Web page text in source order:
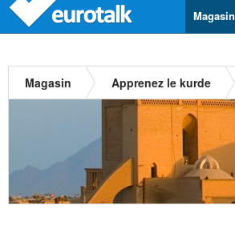
Magasin
Magasin Apprenez le kurde